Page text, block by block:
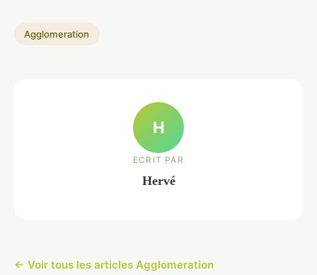
Agglomeration
H
ECRIT PAR
Hervé
← Voir tous les articles Agglomeration